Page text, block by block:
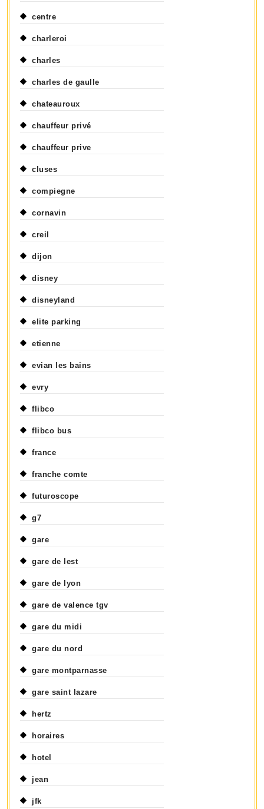
centre
charleroi
charles
charles de gaulle
chateauroux
chauffeur privé
chauffeur prive
cluses
compiegne
cornavin
creil
dijon
disney
disneyland
elite parking
etienne
evian les bains
evry
flibco
flibco bus
france
franche comte
futuroscope
g7
gare
gare de lest
gare de lyon
gare de valence tgv
gare du midi
gare du nord
gare montparnasse
gare saint lazare
hertz
horaires
hotel
jean
jfk